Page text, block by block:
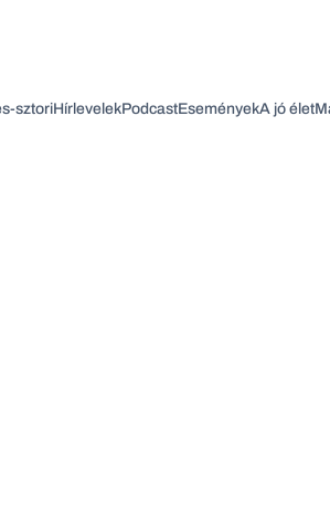
sztoriHírlevelekPodcastEseményekA jó élet